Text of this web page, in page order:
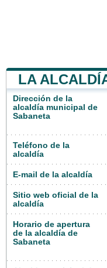
LA
Dirección de la
alcaldía municipal de
Sabaneta
Teléfono de la
alcaldía
E-mail de la alcaldía
Sitio web oficial de la
alcaldía
Horario de apertura
de la alcaldía de
Sabaneta